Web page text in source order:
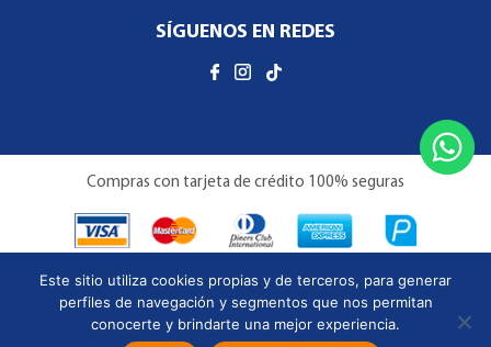
SÍGUENOS EN REDES
Compras con tarjeta de crédito 100% seguras
Copyright © Almacenes Familiar 2026 | Todos los derechos
Este sitio utiliza cookies propias y de terceros, para generar
perfiles de navegación y segmentos que nos permitan
conocerte y brindarte una mejor experiencia.